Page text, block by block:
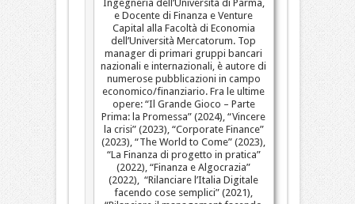
Ingegneria dell’Università di Parma,
e Docente di Finanza e Venture
Capital alla Facoltà di Economia
dell’Università Mercatorum. Top
manager di primari gruppi bancari
nazionali e internazionali, è autore di
numerose pubblicazioni in campo
economico/finanziario. Fra le ultime
opere: “Il Grande Gioco – Parte
Prima: la Promessa” (2024), “Vincere
la crisi” (2023), “Corporate Finance”
(2023), “The World to Come” (2023),
“La Finanza di progetto in pratica”
(2022), “Finanza e Algocrazia”
(2022), “Rilanciare l’Italia Digitale
facendo cose semplici” (2021),